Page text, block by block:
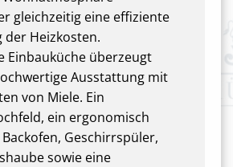
gleichzeitig eine effiziente
der Heizkosten.
Einbauküche überzeugt
Ausstattung mit
von Miele. Ein
ein ergonomisch
Geschirrspüler,
sowie eine